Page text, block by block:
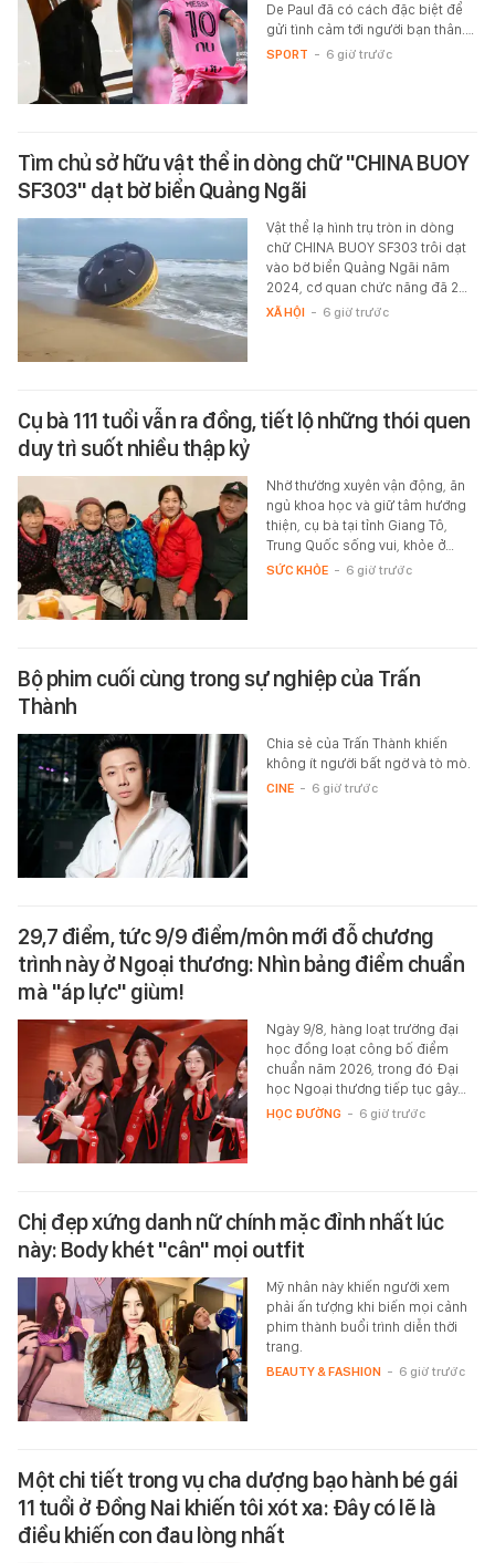
De Paul đã có cách đặc biệt để
gửi tình cảm tới người bạn thân.…
SPORT - 6 giờ trước
Tìm chủ sở hữu vật thể in dòng chữ "CHINA BUOY
SF303" dạt bờ biển Quảng Ngãi
Vật thể lạ hình trụ tròn in dòng
chữ CHINA BUOY SF303 trôi dạt
vào bờ biển Quảng Ngãi năm
2024, cơ quan chức năng đã 2…
XÃ HỘI - 6 giờ trước
Cụ bà 111 tuổi vẫn ra đồng, tiết lộ những thói quen
duy trì suốt nhiều thập kỷ
Nhờ thường xuyên vận động, ăn
ngủ khoa học và giữ tâm hướng
thiện, cụ bà tại tỉnh Giang Tô,
Trung Quốc sống vui, khỏe ở…
SỨC KHỎE - 6 giờ trước
Bộ phim cuối cùng trong sự nghiệp của Trấn
Thành
Chia sẻ của Trấn Thành khiến
không ít người bất ngờ và tò mò.
CINE - 6 giờ trước
29,7 điểm, tức 9/9 điểm/môn mới đỗ chương
trình này ở Ngoại thương: Nhìn bảng điểm chuẩn
mà "áp lực" giùm!
Ngày 9/8, hàng loạt trường đại
học đồng loạt công bố điểm
chuẩn năm 2026, trong đó Đại
học Ngoại thương tiếp tục gây…
HỌC ĐƯỜNG - 6 giờ trước
Chị đẹp xứng danh nữ chính mặc đỉnh nhất lúc
này: Body khét "cân" mọi outfit
Mỹ nhân này khiến người xem
phải ấn tượng khi biến mọi cảnh
phim thành buổi trình diễn thời
trang.
BEAUTY & FASHION - 6 giờ trước
Một chi tiết trong vụ cha dượng bạo hành bé gái
11 tuổi ở Đồng Nai khiến tôi xót xa: Đây có lẽ là
điều khiến con đau lòng nhất